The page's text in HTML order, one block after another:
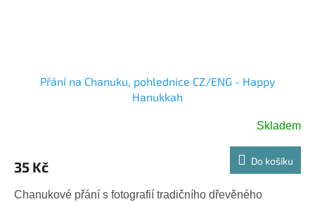
Přání na Chanuku, pohlednice CZ/ENG - Happy
Hanukkah
Skladem
35 Kč Do košíku
Chanukové přání s fotografií tradičního dřevěného